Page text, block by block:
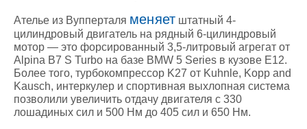
Ателье из Вупперталя меняет штатный 4-
цилиндровый двигатель на рядный 6-цилиндровый
мотор — это форсированный 3,5-литровый агрегат от
Alpina B7 S Turbo на базе BMW 5 Series в кузове E12.
Более того, турбокомпрессор K27 от Kuhnle, Kopp and
Kausch, интеркулер и спортивная выхлопная система
позволили увеличить отдачу двигателя с 330
лошадиных сил и 500 Нм до 405 сил и 650 Нм.